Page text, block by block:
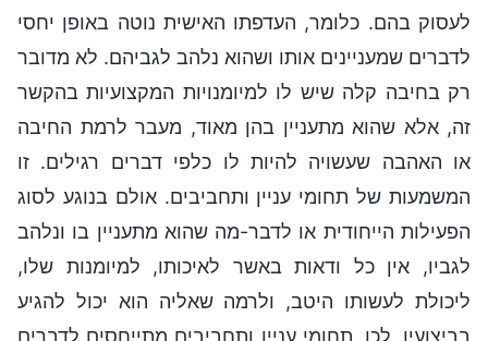
לעסוק בהם. כלומר, העדפתו האישית נוטה באופן יחסי
לדברים שמעניינים אותו ושהוא נלהב לגביהם. לא מדובר
רק בחיבה קלה שיש לו למיומנויות המקצועיות בהקשר
זה, אלא שהוא מתעניין בהן מאוד, מעבר לרמת החיבה
או האהבה שעשויה להיות לו כלפי דברים רגילים. זו
המשמעות של תחומי עניין ותחביבים. אולם בנוגע לסוג
הפעילות הייחודית או לדבר-מה שהוא מתעניין בו ונלהב
לגביו, אין כל ודאות באשר לאיכותו, למיומנות שלו,
ליכולת לעשותו היטב, ולרמה שאליה הוא יכול להגיע
בביצועיו. לכן, תחומי עניין ותחביבים מתייחסים לדברים